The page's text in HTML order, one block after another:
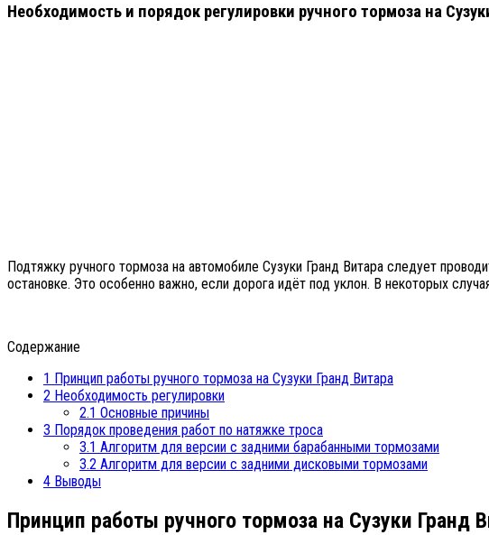
Необходимость и порядок регулировки ручного тормоза на
Подтяжку ручного тормоза на автомобиле Сузуки Гранд Витара следует
остановке. Это особенно важно, если дорога идёт под уклон. В некоторых
Содержание
1 Принцип работы ручного тормоза на Сузуки Гранд Витара
2 Необходимость регулировки
2.1 Основные причины
3 Порядок проведения работ по натяжке троса
3.1 Алгоритм для версии с задними барабанными тормозами
3.2 Алгоритм для версии с задними дисковыми тормозами
4 Выводы
Принцип работы ручного тормоза на Сузуки Гранд